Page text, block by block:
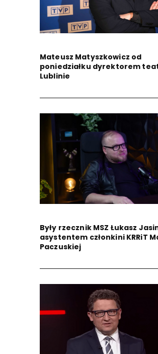
Mateusz Matyszkowicz od
poniedziałku dyrektorem
Lublinie
Były rzecznik MSZ Łukasz
asystentem członkini KRRiT
Paczuskiej